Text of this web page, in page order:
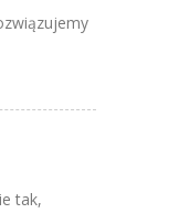
tak,